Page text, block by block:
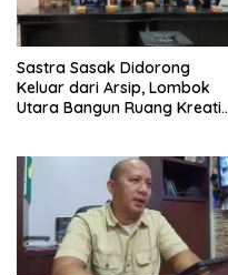
Sastra Sasak Didorong
Keluar dari Arsip, Lombok
Utara Bangun Ruang Kreatif